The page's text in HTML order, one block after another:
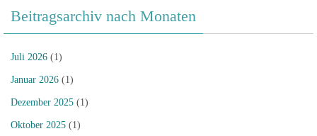
Beitragsarchiv nach Monaten
Juli 2026 (1)
Januar 2026 (1)
Dezember 2025 (1)
Oktober 2025 (1)